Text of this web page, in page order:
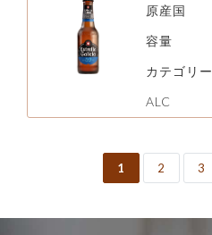
原産国
容量
カテゴリー
ALC
1 2 3